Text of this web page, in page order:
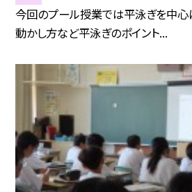
今回のプール授業では平泳ぎを中心
動かし方など平泳ぎのポイント...